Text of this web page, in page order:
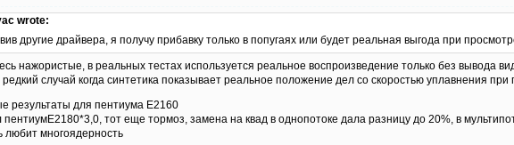
wrote:
другие драйвера, я получу прибавку только в попугаях или будет реальная выгода при
нажористые, в реальных тестах используется реальное воспроизведение только без вывода
редкий случай когда синтетика показывает реальное положение дел со скоростью уплавнения
результаты для пентиума Е2160
тот еще тормоз, замена на квад в однопотоке дала разницу до 20%, в
любит многоядерность